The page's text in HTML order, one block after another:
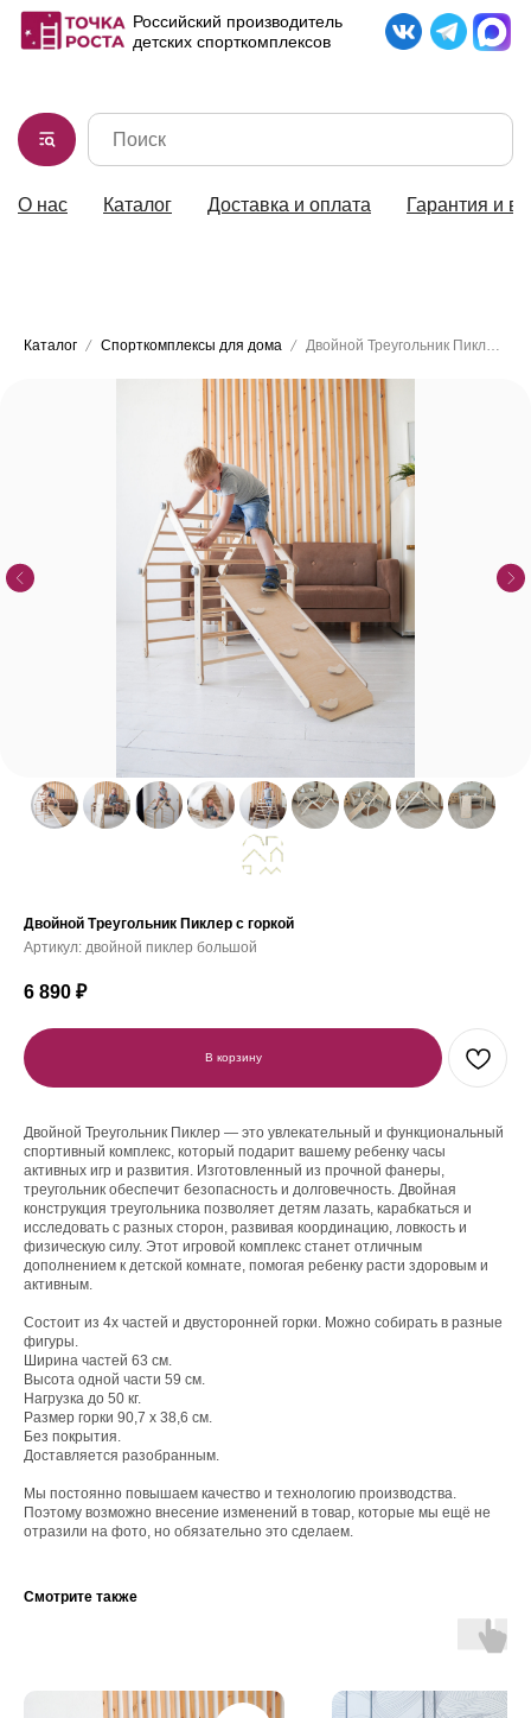
Российский производитель
детских спорткомплексов
8-902-189-56-36
О нас Каталог Доставка и оплата Гарантия и
Каталог Спорткомплексы для дома
Двойной Треугольник Пиклер с горкой
Артикул: двойной пиклер большой
6 890 ₽
В корзину
Двойной Треугольник Пиклер — это увлекательный и функциональный
спортивный комплекс, который подарит вашему ребенку часы
активных игр и развития. Изготовленный из прочной фанеры,
треугольник обеспечит безопасность и долговечность. Двойная
конструкция треугольника позволяет детям лазать, карабкаться и
исследовать с разных сторон, развивая координацию, ловкость и
физическую силу. Этот игровой комплекс станет отличным
дополнением к детской комнате, помогая ребенку расти здоровым и
активным.
Состоит из 4х частей и двусторонней горки. Можно собирать в разные
фигуры.
Ширина частей 63 см.
Высота одной части 59 см.
Нагрузка до 50 кг.
Размер горки 90,7 х 38,6 см.
Без покрытия.
Доставляется разобранным.
Мы постоянно повышаем качество и технологию производства.
Поэтому возможно внесение изменений в товар, которые мы ещё не
отразили на фото, но обязательно это сделаем.
Смотрите также